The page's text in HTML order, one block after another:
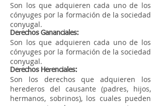
Son los que adquieren cada uno de los
cónyuges por la formación de la sociedad
conyugal.
Derechos Gananciales:
Son los que adquieren cada uno de los
cónyuges por la formación de la sociedad
conyugal.
Derechos Herenciales:
Son los derechos que adquieren los
herederos del causante (padres, hijos,
hermanos, sobrinos), los cuales pueden